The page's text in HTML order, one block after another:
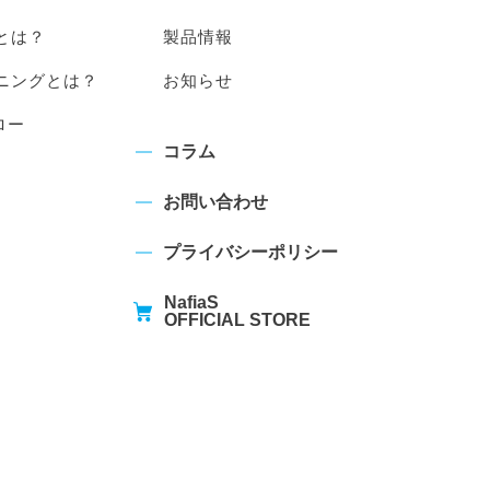
は？
ングとは？
ー
製品情報
お知らせ
コラム
お問い合わせ
プライバシーポリシー
NafiaS
OFFICIAL STORE